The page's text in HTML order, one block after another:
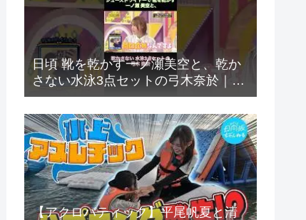
日頃 靴を乾かす一ノ瀬美空と、乾か
さない水泳3点セットの弓木奈於｜乃
木坂46 バナナマン【乃木坂工事中】
【チーム対抗！これいくら金？】
【アクロバティック】平尾帆夏と清